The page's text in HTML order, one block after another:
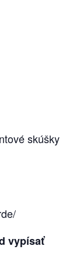
skúšky
vypísať